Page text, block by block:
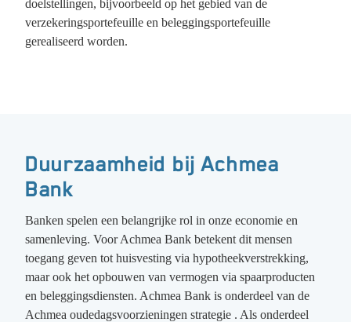
doelstellingen, bijvoorbeeld op het gebied van de
verzekeringsportefeuille en beleggingsportefeuille
gerealiseerd worden.
Duurzaamheid bij Achmea
Bank
Banken spelen een belangrijke rol in onze economie en
samenleving. Voor Achmea Bank betekent dit mensen
toegang geven tot huisvesting via hypotheekverstrekking,
maar ook het opbouwen van vermogen via spaarproducten
en beleggingsdiensten. Achmea Bank is onderdeel van de
Achmea oudedagsvoorzieningen strategie . Als onderdeel